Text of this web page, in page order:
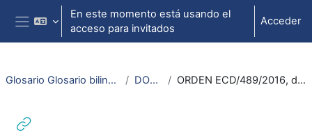
Salta al contenido principal
Panel lateral
En este momento está usando el
acceso para invitados
Acceder
Glosario Glosario bilingüe español-francés sobre legislación y normativa del sistema educativo DOCUMENTOS DE TRABAJO ORDEN ECD/489/2016, de 26 de mayo, por la que se aprueba el currículo de la Educación Secundaria Obligatoria